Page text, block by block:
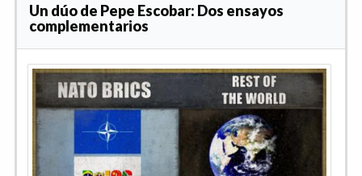
Un dúo de Pepe Escobar: Dos ensayos
complementarios